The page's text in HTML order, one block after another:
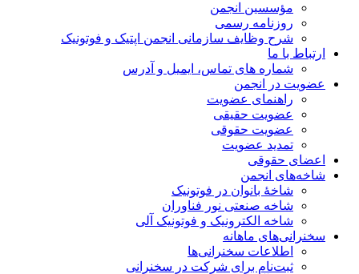
مؤسسین انجمن
روزنامه رسمی
شرح وظایف سازمانی انجمن اپتیک و فوتونیک
ارتباط با ما
شماره های تماس، ایمیل و آدرس
عضویت در انجمن
راهنمای عضویت
عضویت حقیقی
عضویت حقوقی
تمدید عضویت
اعضای حقوقی
شاخه‌های انجمن
شاخۀ بانوان در فوتونیک
شاخه صنعتی نور فناوران
شاخه‌ الکترونیک و فوتونیک آلی
سخنرانی‌های ماهانه
اطلاعات سخنرانی‌‌ها
ثبت‌نام برای شرکت در سخنرانی